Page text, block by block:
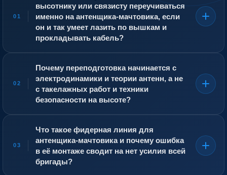
01
высотнику или связисту переучиваться
именно на антенщика-мачтовика, если
он и так умеет лазить по вышкам и
прокладывать кабель?
металлоконструкцию, связист — разделать и
подключить фидер. Но антенщик-мачтовик обязан
совмещать обе компетенции и понимать физику
распространения радиоволн. Он не просто крепит
антенну на трубу — он выставляет её по азимуту и углу
этого зависит, пойдёт ли сигнал в нужный сектор или
улетит в пустоту. Он знает, что такое диаграмма
направленности, коэффициент стоячей волны,
затухание в фидере. Если он смонтирует антенну
идеально с точки зрения механики, но с перегибом
02
Почему переподготовка начинается с
электродинамики и теории антенн, а не
с такелажных работ и техники
безопасности на высоте?
на месте, а понимание того, как ведёт себя
электромагнитная волна, требует системного курса.
Антенщик-мачтовик, не знающий основ, не сможет
объяснить, почему на одной мачте нельзя размещать
антенны определённых диапазонов слишком близко
03
Что такое фидерная линия для
антенщика-мачтовика и почему ошибка
в её монтаже сводит на нет усилия всей
бригады?